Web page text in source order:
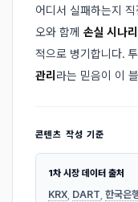
어디서 실패하는지
오와 함께 손실 시나
적으로 병기합니다.
관리 라는 믿음이 이
콘텐츠 작성 기준
1차 시장 데이터 출처
KRX DART 한국은